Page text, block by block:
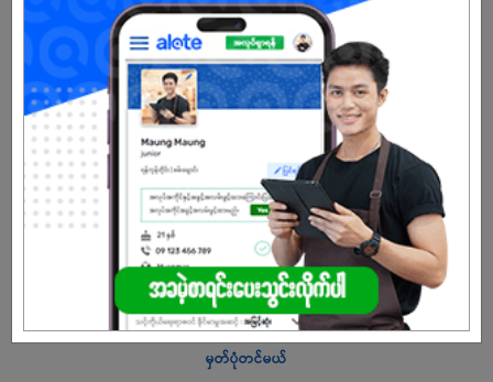
အခွင့်အရေးရှိသူ : ကျား
သက်တမ်းကုန်သွားပါပြီ
အကောင့်မရှိသေးဘူးလား?
မှတ်ပုံတင်မယ်